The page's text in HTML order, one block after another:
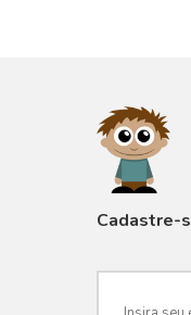
Cadastre-